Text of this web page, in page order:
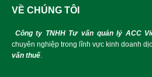
VỀ CHÚNG TÔI
Công ty TNHH Tư vấn quản lý ACC
chuyên nghiệp trong lĩnh vực kinh doanh
vấn thuế.